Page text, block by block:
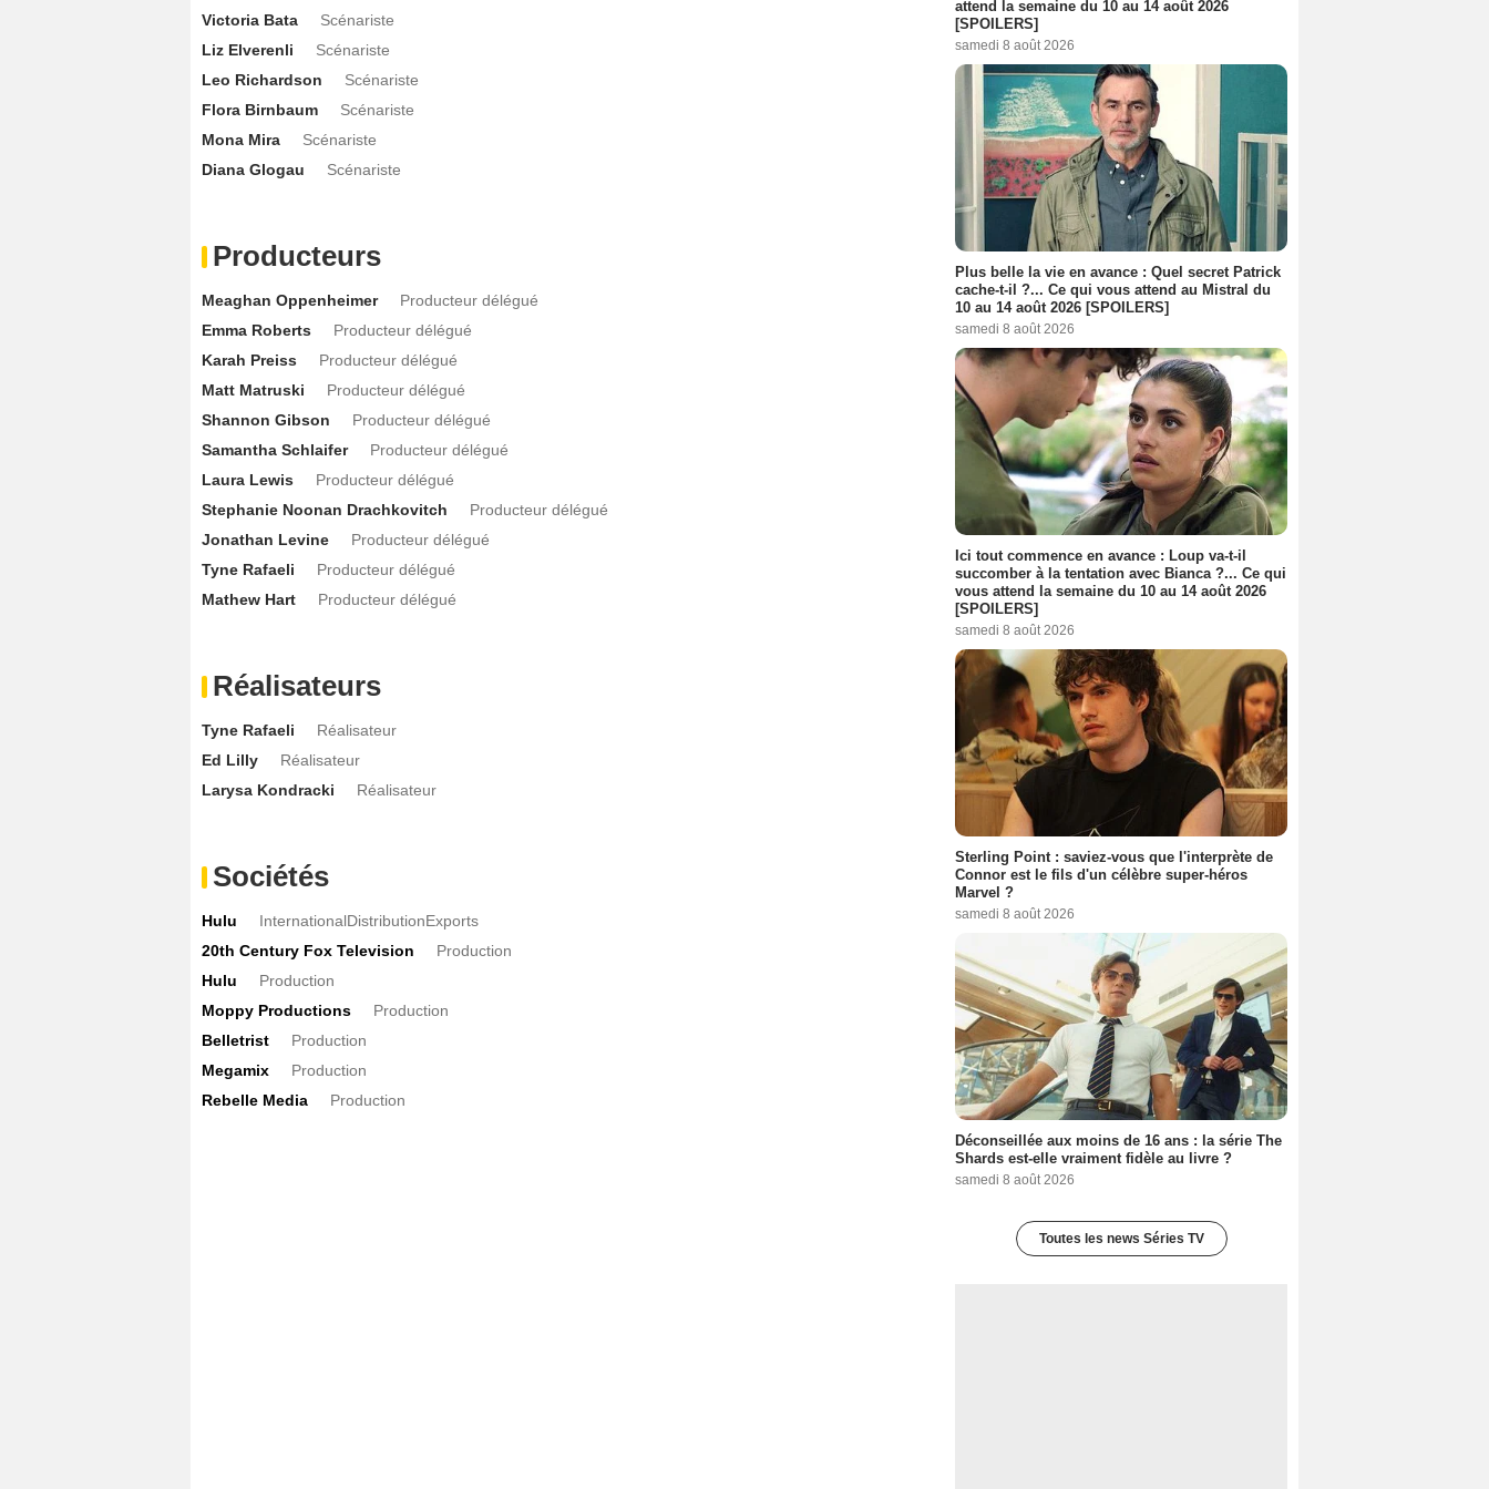
Victoria Bata
Scénariste
Liz Elverenli
Scénariste
Leo Richardson
Scénariste
Flora Birnbaum
Scénariste
Mona Mira
Scénariste
Diana Glogau
Scénariste
Producteurs
Meaghan Oppenheimer
Producteur délégué
Emma Roberts
Producteur délégué
Karah Preiss
Producteur délégué
Matt Matruski
Producteur délégué
Shannon Gibson
Producteur délégué
Samantha Schlaifer
Producteur délégué
Laura Lewis
Producteur délégué
Stephanie Noonan Drachkovitch
Producteur délégué
Jonathan Levine
Producteur délégué
Tyne Rafaeli
Producteur délégué
Mathew Hart
Producteur délégué
Réalisateurs
Tyne Rafaeli
Réalisateur
Ed Lilly
Réalisateur
Larysa Kondracki
Réalisateur
Sociétés
Hulu
InternationalDistributionExports
20th Century Fox Television
Production
Hulu
Production
Moppy Productions
Production
Belletrist
Production
Megamix
Production
Rebelle Media
Production
attend la semaine du 10 au 14 août 2026
[SPOILERS]
samedi 8 août 2026
Plus belle la vie en avance : Quel secret Patrick
cache-t-il ?... Ce qui vous attend au Mistral du
10 au 14 août 2026 [SPOILERS]
samedi 8 août 2026
Ici tout commence en avance : Loup va-t-il
succomber à la tentation avec Bianca ?... Ce qui
vous attend la semaine du 10 au 14 août 2026
[SPOILERS]
samedi 8 août 2026
Sterling Point : saviez-vous que l'interprète de
Connor est le fils d'un célèbre super-héros
Marvel ?
samedi 8 août 2026
Déconseillée aux moins de 16 ans : la série The
Shards est-elle vraiment fidèle au livre ?
samedi 8 août 2026
Toutes les news Séries TV